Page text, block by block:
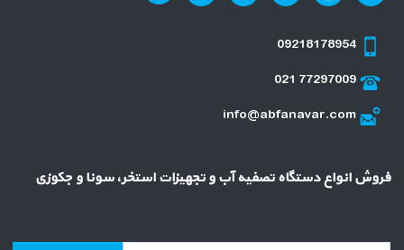
09218178954
021 77297009
info@abfanavar.com
فروش انواع دستگاه تصفیه آب و تجهیزات استخر، سونا و جکوزی